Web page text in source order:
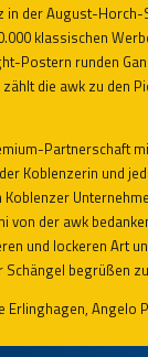
in der August-
klassischen
Postern runden
die awk zu den
Partnerschaft
Koblenzerin und
von der awk
und lockeren Art
begrüßen
Angelo